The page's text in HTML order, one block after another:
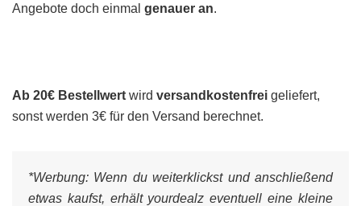
Angebote doch einmal genauer an.
Ab 20€ Bestellwert wird versandkostenfrei geliefert,
sonst werden 3€ für den Versand berechnet.
*Werbung: Wenn du weiterklickst und anschließend
etwas kaufst, erhält yourdealz eventuell eine kleine